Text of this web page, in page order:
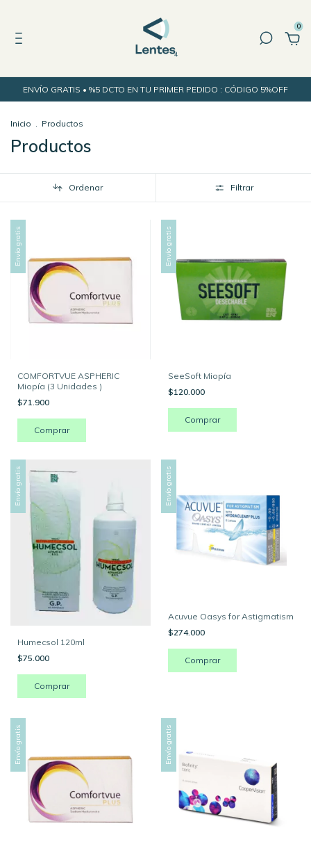
0
ENVÍO GRATIS • %5 DCTO EN TU PRIMER PEDIDO : CÓDIGO 5%OFF
Inicio . Productos
Productos
Ordenar Filtrar
Envío gratis
COMFORTVUE ASPHERIC
Miopía (3 Unidades )
$71.900
Comprar
Envío gratis
SeeSoft Miopía
$120.000
Comprar
Envío gratis
Humecsol 120ml
$75.000
Envío gratis
Acuvue Oasys for Astigmatism
$274.000
Envío gratis Envío gratis